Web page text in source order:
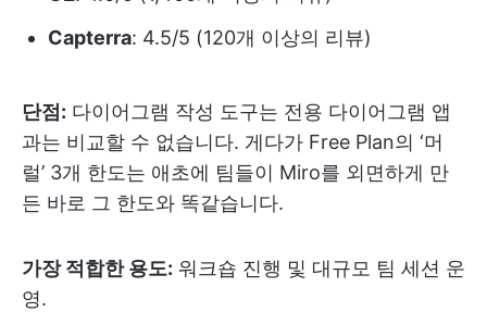
Capterra: 4.5/5 (120개 이상의 리뷰)
단점: 다이어그램 작성 도구는 전용 다이어그램 앱
과는 비교할 수 없습니다. 게다가 Free Plan의 ‘머
럴’ 3개 한도는 애초에 팀들이 Miro를 외면하게 만
든 바로 그 한도와 똑같습니다.
가장 적합한 용도: 워크숍 진행 및 대규모 팀 세션 운
영.